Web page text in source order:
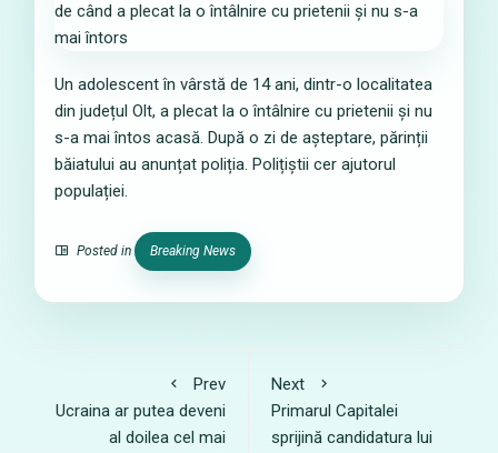
Un adolescent în vârstă de 14 ani, dintr-o localitatea
din județul Olt, a plecat la o întâlnire cu prietenii și nu
s-a mai întos acasă. După o zi de așteptare, părinții
băiatului au anunțat poliția. Polițiștii cer ajutorul
populației.
Posted in Breaking News
Prev
Ucraina ar putea deveni
al doilea cel mai
Next
Primarul Capitalei
sprijină candidatura lui